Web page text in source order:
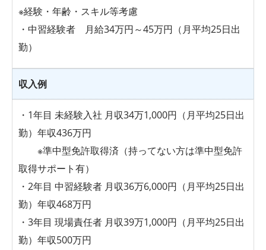
※経験・年齢・スキル等考慮
・中習経験者 月給34万円～45万円（月平均25日出
勤）
収入例
・1年目 未経験入社 月収34万1,000円（月平均25日出
勤）年収436万円
※準中型免許取得済（持ってない方は準中型免許
取得サポート有）
・2年目 中習経験者 月収36万6,000円（月平均25日出
勤）年収468万円
・3年目 現場責任者 月収39万1,000円（月平均25日出
勤）年収500万円